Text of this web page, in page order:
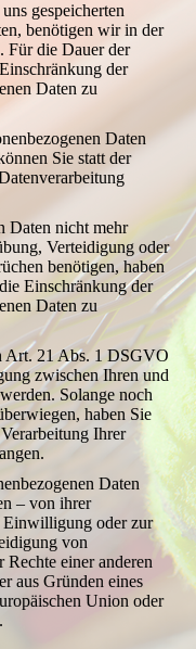
gespeicherten
benötigen wir in der
Für die Dauer der
der
Daten zu
Daten
Sie statt der
Daten nicht mehr
Verteidigung oder
benötigen, haben
Einschränkung der
Daten zu
Art. 21 Abs. 1 DSGVO
zwischen Ihren und
Solange noch
haben Sie
Ihrer
Daten
– von ihrer
Einwilligung oder zur
von
Rechte einer anderen
aus Gründen eines
Union oder